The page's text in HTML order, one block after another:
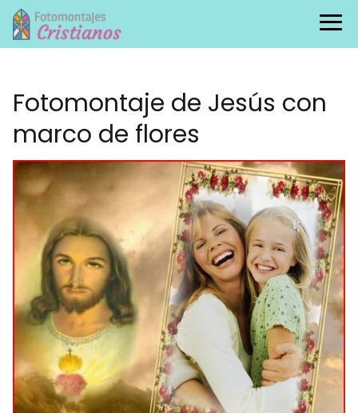
Fotomontaje de Jesús con
marco de flores